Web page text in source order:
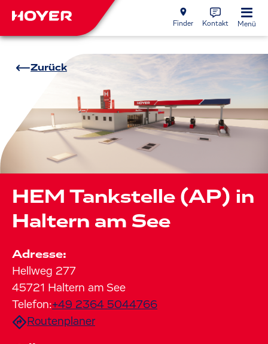
Finder Kontakt Menü
Zurück
HEM Tankstelle (AP) in
Haltern am See
Adresse:
Hellweg 277
45721 Haltern am See
Telefon:+49 2364 5044766
Routenplaner